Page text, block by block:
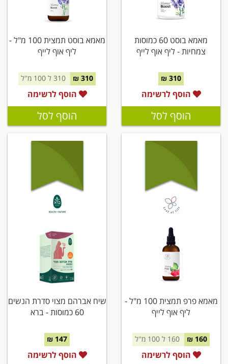
מאמא בוסט 60 כמוסות
צמחיות - ליף אוף לייף
310 ₪
הוסף לרשימה
הוסף לסל
מאמא בוסט תמצית 100 מ"ל -
ליף אוף לייף
310 ₪
הוסף לרשימה
הוסף לסל
מאמא פרפ תמצית 100 מ"ל -
ליף אוף לייף
160 ₪
הוסף לרשימה
שיח אברהם מצוי סדרת הנשים
60 כמוסות - ברא
147 ₪
הוסף לרשימה